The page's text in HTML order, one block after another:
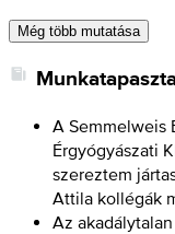
Még több mutatása
A Semmelweis
Érgyógyászati
szereztem
Attila kollégák
Az